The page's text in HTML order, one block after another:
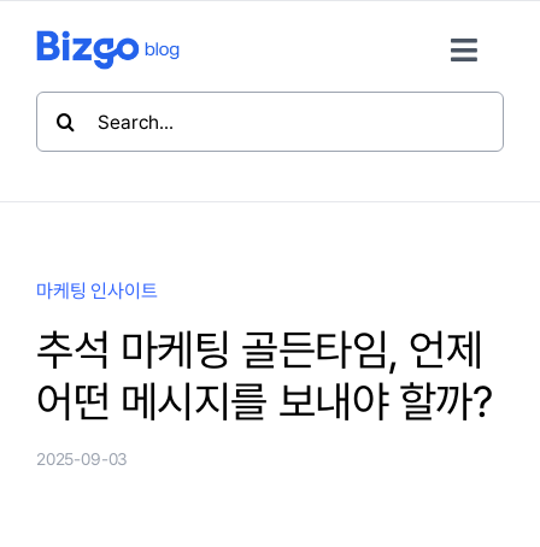
뛰
Toggle
비즈고 홈
마케팅 인사이트
추석 마케팅 골든타임, 언제
어떤 메시지를 보내야 할까?
2025-09-03